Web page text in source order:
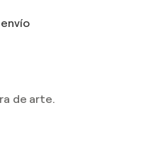
de arte.